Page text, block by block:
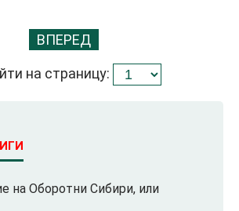
ВПЕРЕД
на страницу:
на Оборотни Сибири, или